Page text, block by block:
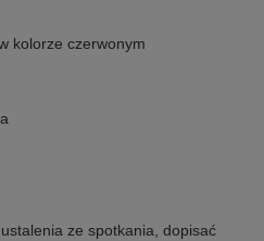
kolorze czerwonym
ze spotkania, dopisać